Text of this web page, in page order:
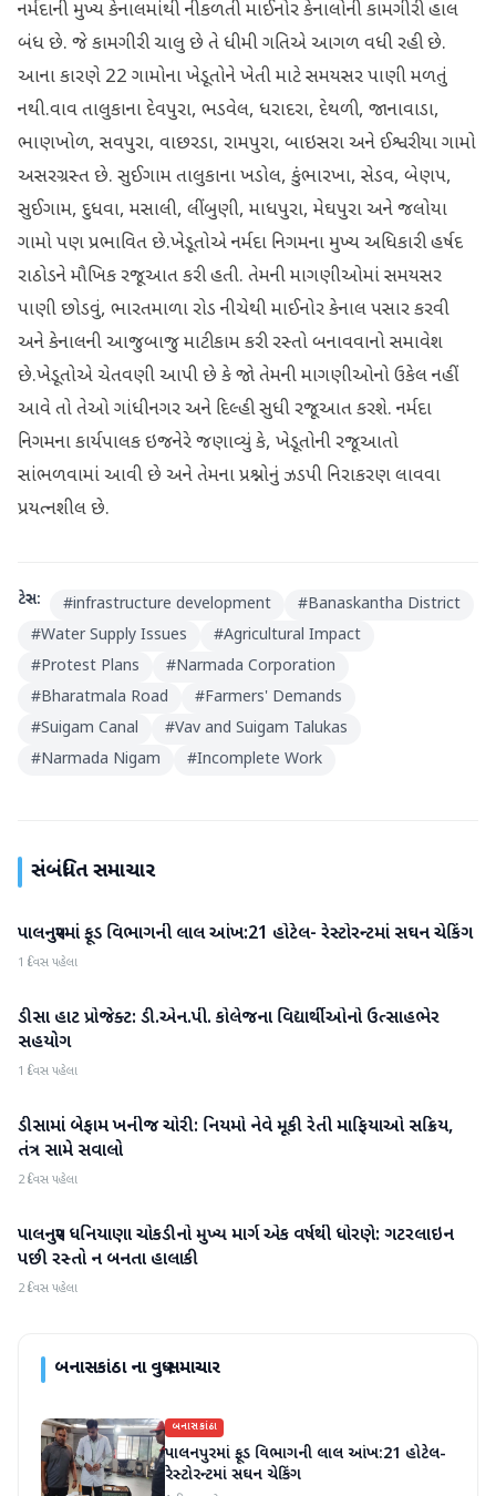
નર્મદાની મુખ્ય કેનાલમાંથી નીકળતી માઈનોર કેનાલોની કામગીરી હાલ
બંધ છે. જે કામગીરી ચાલુ છે તે ધીમી ગતિએ આગળ વધી રહી છે.
આના કારણે 22 ગામોના ખેડૂતોને ખેતી માટે સમયસર પાણી મળતું
નથી.વાવ તાલુકાના દેવપુરા, ભડવેલ, ધરાદરા, દેથળી, જાનાવાડા,
ભાણખોળ, સવપુરા, વાછરડા, રામપુરા, બાઇસરા અને ઈશ્વરીયા ગામો
અસરગ્રસ્ત છે. સુઈગામ તાલુકાના ખડોલ, કુંભારખા, સેડવ, બેણપ,
સુઈગામ, દુધવા, મસાલી, લીંબુણી, માધપુરા, મેઘપુરા અને જલોયા
ગામો પણ પ્રભાવિત છે.ખેડૂતોએ નર્મદા નિગમના મુખ્ય અધિકારી હર્ષદ
રાઠોડને મૌખિક રજૂઆત કરી હતી. તેમની માગણીઓમાં સમયસર
પાણી છોડવું, ભારતમાળા રોડ નીચેથી માઈનોર કેનાલ પસાર કરવી
અને કેનાલની આજુબાજુ માટીકામ કરી રસ્તો બનાવવાનો સમાવેશ
છે.ખેડૂતોએ ચેતવણી આપી છે કે જો તેમની માગણીઓનો ઉકેલ નહીં
આવે તો તેઓ ગાંધીનગર અને દિલ્હી સુધી રજૂઆત કરશે. નર્મદા
નિગમના કાર્યપાલક ઇજનેરે જણાવ્યું કે, ખેડૂતોની રજૂઆતો
સાંભળવામાં આવી છે અને તેમના પ્રશ્નોનું ઝડપી નિરાકરણ લાવવા
પ્રયત્નશીલ છે.
ટેગ્સ: #infrastructure development #Banaskantha District
#Water Supply Issues #Agricultural Impact
#Protest Plans #Narmada Corporation
#Bharatmala Road #Farmers' Demands
#Suigam Canal #Vav and Suigam Talukas
#Narmada Nigam #Incomplete Work
સંબંધિત સમાચાર
બનાસકાંઠા
પાલનપુરમાં ફૂડ વિભાગની લાલ આંખ:21 હોટેલ- રેસ્ટોરન્ટમાં સઘન ચેકિંગ
1 દિવસ પહેલા
બનાસકાંઠા
ડીસા હાટ પ્રોજેક્ટ: ડી.એન.પી. કોલેજના વિદ્યાર્થીઓનો ઉત્સાહભેર
સહયોગ
1 દિવસ પહેલા
બનાસકાંઠા
ડીસામાં બેફામ ખનીજ ચોરી: નિયમો નેવે મૂકી રેતી માફિયાઓ સક્રિય,
તંત્ર સામે સવાલો
2 દિવસ પહેલા
બનાસકાંઠા
પાલનપુર ધનિયાણા ચોકડીનો મુખ્ય માર્ગ એક વર્ષથી ધોરણે: ગટરલાઇન
પછી રસ્તો ન બનતા હાલાકી
2 દિવસ પહેલા
બનાસકાંઠાના વધુ સમાચાર
બનાસકાંઠા
પાલનપુરમાં ફૂડ વિભાગની લાલ આંખ:21 હોટેલ-
રેસ્ટોરન્ટમાં સઘન ચેકિંગ